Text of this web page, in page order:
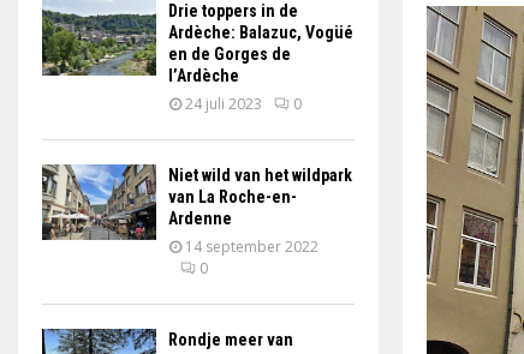
Drie toppers in de
Ardèche: Balazuc, Vogüé
en de Gorges de
l’Ardèche
24 juli 2023 0
Niet wild van het wildpark
van La Roche-en-
Ardenne
14 september 2022
0
Rondje meer van